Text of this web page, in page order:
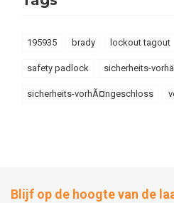
195935 brady lockout tagout
safety padlock sicherheits-
sicherheits-vorhÃ¤ngeschloss
Blijf op de hoogte van de